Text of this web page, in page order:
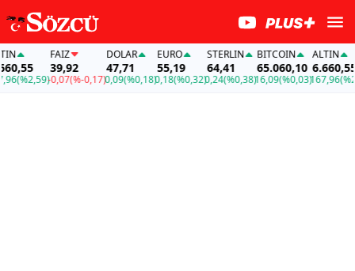
(%2,59)
FAİZ
39,92
-0,07(%-0,17)
DOLAR
47,71
0,09(%0,18)
EURO
55,19
0,18(%0,32)
STERLIN
64,41
0,24(%0,38)
BITCOIN
65.060,10
16,09(%0,03)
ALTIN
6.660,55
167,96